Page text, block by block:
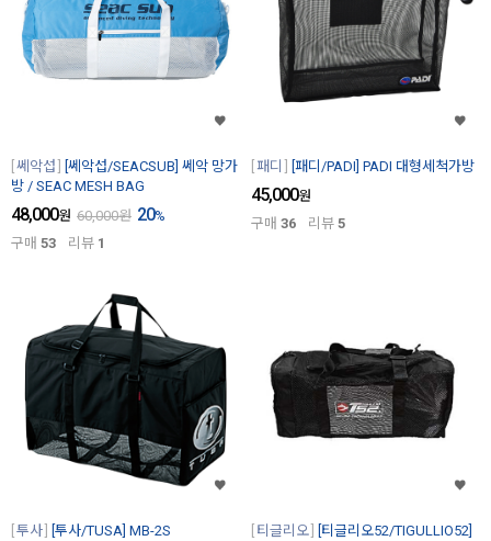
쎄악섭
[쎄악섭/SEACSUB] 쎄악 망가
방 / SEAC MESH BAG
48,000원 60,000원 20%
구매 53 리뷰 1
패디 [패디/PADI] PADI 대형세척가방
45,000원
구매 36 리뷰 5
투사 [투사/TUSA] MB-2S 티글리오
[티글리오52/TIGULLIO52]